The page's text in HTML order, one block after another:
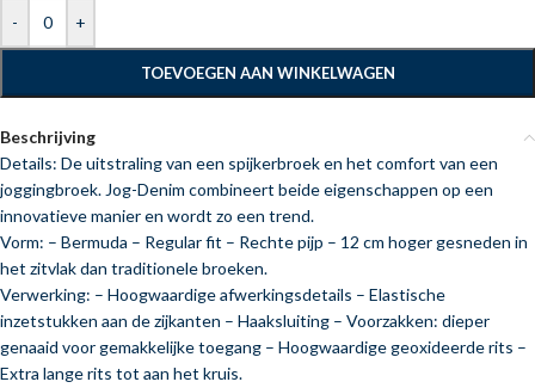
- +
TOEVOEGEN AAN WINKELWAGEN
Beschrijving
Details: De uitstraling van een spijkerbroek en het comfort van een
joggingbroek. Jog-Denim combineert beide eigenschappen op een
innovatieve manier en wordt zo een trend.
Vorm: – Bermuda – Regular fit – Rechte pijp – 12 cm hoger gesneden in
het zitvlak dan traditionele broeken.
Verwerking: – Hoogwaardige afwerkingsdetails – Elastische
inzetstukken aan de zijkanten – Haaksluiting – Voorzakken: dieper
genaaid voor gemakkelijke toegang – Hoogwaardige geoxideerde rits –
Extra lange rits tot aan het kruis.